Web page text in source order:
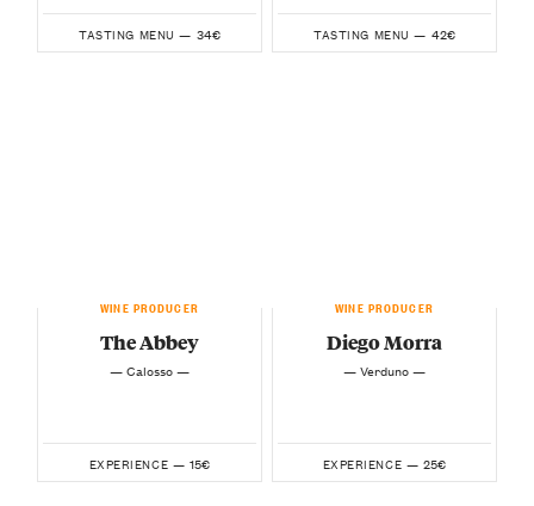
TASTING MENU — 34€ TASTING MENU — 42€
WINE PRODUCER
The Abbey
— Calosso —
EXPERIENCE — 15€
WINE PRODUCER
Diego Morra
— Verduno —
EXPERIENCE — 25€